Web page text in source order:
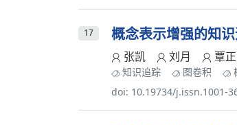
17 概念表示增强的知
张凯 刘月 覃
知识追踪 图卷积
doi: 10.19734/j.issn.1001-